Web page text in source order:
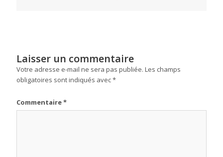
Laisser un commentaire
Votre adresse e-mail ne sera pas publiée. Les champs
obligatoires sont indiqués avec*
Commentaire*